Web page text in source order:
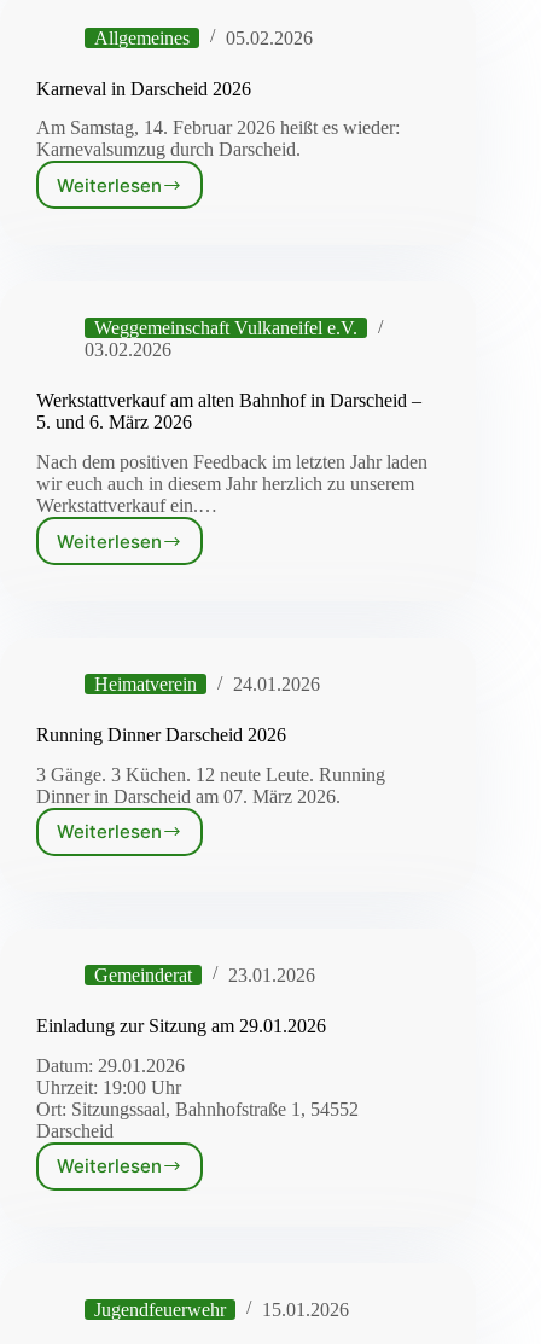
ein
Allgemeines 05.02.2026
Karneval in Darscheid 2026
Am Samstag, 14. Februar 2026 heißt es wieder:
Karnevalsumzug durch Darscheid.
Weiterlesen
Karneval
Weggemeinschaft Vulkaneifel e.V.
03.02.2026
Werkstattverkauf am alten Bahnhof in Darscheid –
5. und 6. März 2026
Nach dem positiven Feedback im letzten Jahr laden
wir euch auch in diesem Jahr herzlich zu unserem
Werkstattverkauf ein.…
WeiterlesenWerkstattverkauf
–
und
März
2026
Heimatverein 24.01.2026
Running Dinner Darscheid 2026
3 Gänge. 3 Küchen. 12 neute Leute. Running
Dinner in Darscheid am 07. März 2026.
Weiterlesen
Running
Gemeinderat 23.01.2026
Einladung zur Sitzung am 29.01.2026
Datum: 29.01.2026
Uhrzeit: 19:00 Uhr
Ort: Sitzungssaal, Bahnhofstraße 1, 54552
Darscheid
WeiterlesenEinladung
Jugendfeuerwehr 15.01.2026